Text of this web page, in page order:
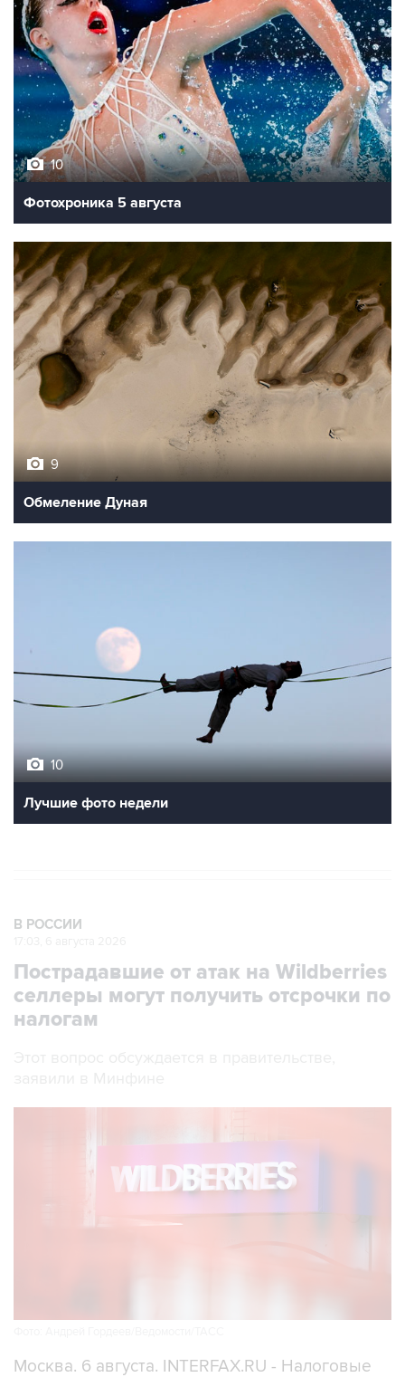
10
Фотохроника 5 августа
9
Обмеление Дуная
10
Лучшие фото недели
В РОССИИ
Пострадавшие от атак на Wildberries
селлеры могут получить отсрочки по
налогам
Москва. 6 августа. INTERFAX.RU - Налоговые